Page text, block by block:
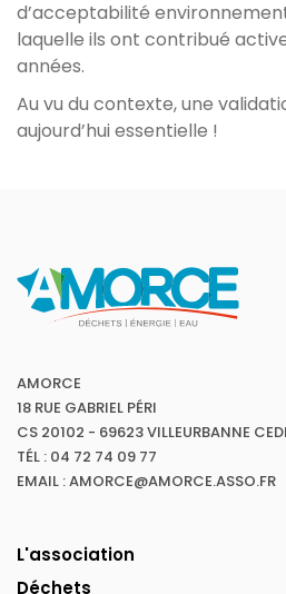
d’acceptabilité
laquelle ils ont contribué
années.
Au vu du contexte, une
aujourd’hui essentielle !
AMORCE
18 RUE GABRIEL PÉRI
CS 20102 - 69623 VILLEURBANNE
TÉL : 04 72 74 09 77
EMAIL : AMORCE@AMORCE.ASSO.FR
L'association
Déchets